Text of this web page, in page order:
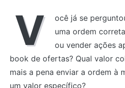
V
ocê já se
uma ordem
ou vender ações
book de ofertas? Qual valor
mais a pena enviar a ordem à
um valor específico?